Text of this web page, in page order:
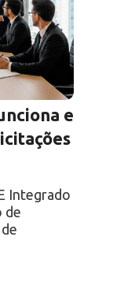
e
Integrado
de